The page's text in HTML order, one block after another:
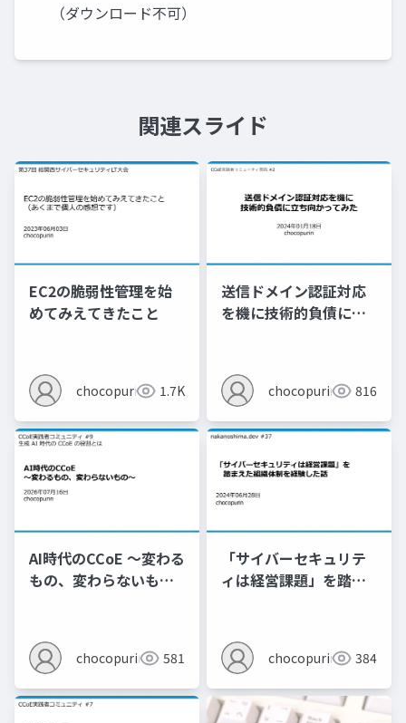
（ダウンロード不可）
関連スライド
EC2の脆弱性管理を始
めてみえてきたこと
chocopurin 1.7K
送信ドメイン認証対応
を機に技術的負債に立
chocopurin 816
AI時代のCCoE ～変わる
もの、変わらないもの
chocopurin 581
「サイバーセキュリテ
ィは経営課題」を踏ま
chocopurin 384